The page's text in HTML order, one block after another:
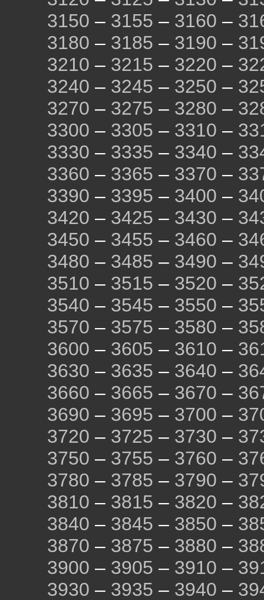
3150 – 3155 – 3160 –
3180 – 3185 – 3190 –
3210 – 3215 – 3220 –
3240 – 3245 – 3250 –
3270 – 3275 – 3280 –
3300 – 3305 – 3310 –
3330 – 3335 – 3340 –
3360 – 3365 – 3370 –
3390 – 3395 – 3400 –
3420 – 3425 – 3430 –
3450 – 3455 – 3460 –
3480 – 3485 – 3490 –
3510 – 3515 – 3520 –
3540 – 3545 – 3550 –
3570 – 3575 – 3580 –
3600 – 3605 – 3610 –
3630 – 3635 – 3640 –
3660 – 3665 – 3670 –
3690 – 3695 – 3700 –
3720 – 3725 – 3730 –
3750 – 3755 – 3760 –
3780 – 3785 – 3790 –
3810 – 3815 – 3820 –
3840 – 3845 – 3850 –
3870 – 3875 – 3880 –
3900 – 3905 – 3910 –
3930 – 3935 – 3940 –